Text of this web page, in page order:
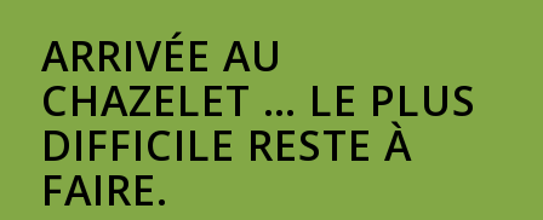
ARRIVÉE AU
CHAZELET … LE PLUS
DIFFICILE RESTE À
FAIRE.